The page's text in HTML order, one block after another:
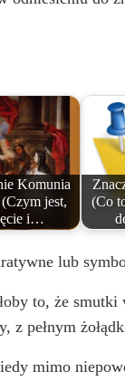
Komunia
jest,
i…
(Co
lub
to, że
pełnym
mimo